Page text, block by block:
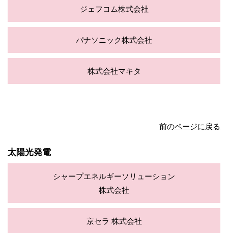
ジェフコム株式会社
パナソニック株式会社
株式会社マキタ
前のページに戻る
太陽光発電
シャープエネルギーソリューション
株式会社
京セラ 株式会社